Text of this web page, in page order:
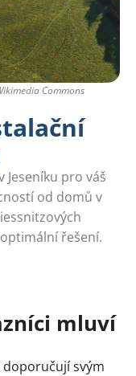
Commons
pro váš
od domů v
řešení.
mluví
doporučují svým